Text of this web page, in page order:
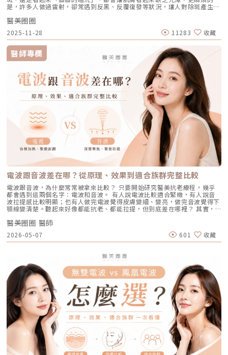
合方案，才能真正達到年輕又自然的理想狀態。選擇合法診所、專業醫師與
原廠產品，是安全變美的不二法門。★溫馨提醒★小編要提醒大家，醫療並
非單純的商業交易，所有的療程都伴隨著風險。因此，作為消費者應該謹慎
選擇合適的醫療方案，以確保安全與健康。
師定期抽血監測肝功能與血脂，且通常需持續服用數個月至一年以上以達到
「雷射波長」與「對油脂的吸收破壞力」。簡單來說，藍雷射主打「控油加
殺菌」的雙效機制，適合用來對付輕中度的痘痘與毛孔粗大問題；而
1726nm 的戰痘雷射則是專為「阻斷皮脂腺」而生，能精準且深度地破壞
出油源頭，因此更適合用來拯救中重度發炎、滿臉油光，以及長年反覆發作
的頑固型痘痘肌。誰最適合打 AviClear 戰痘雷射？如果符合以下任一情
況，AviClear 將會是非常值得評估的投資： 口服藥物恐懼或不適應者：曾
經吃過口服 A 酸但無法忍受乾燥脫皮，或是抽血發現肝指數異常而被迫停藥
的人。 備孕中或哺乳中的女性：口服 A 酸有強烈的致畸胎性，停藥後仍需
避孕一段時間；而戰痘雷射純粹是物理性光電治療，對全身系統無影響（但
孕婦本身基於安全考量，雷射療程前仍須經醫師評估）。 滿臉油光、毛孔
粗大者：即使目前沒有嚴重的發炎痘痘，但深受「中東油田」困擾，希望從
根本減少出油量的人。 作息不正常、壓力型成人痘：針對因為熬夜、壓力
大導致賀爾蒙波動，進而反覆在下巴、兩頰爆發的成人痘，精準破壞皮脂腺
能有效阻斷復發。 深色肌膚患者：過去許多雷射（如脈衝光、某些淨膚雷
射）在深色肌膚上容易引發熱傷害或色素沉澱（反黑）。AviClear 的
1726nm 波長針對的是「油脂」而非「黑色素」，因此適用於 Fitzpatrick
膚色分類的 I 到 VI 型（包含極深色肌膚），安全性極高。AviClear 戰痘雷
射 常見 QA 總整理在決定進行療程前，大家心中難免還有一些疑問。我們
整理了討論度最高的幾個問題：Q1：打 AviClear 戰痘雷射會痛嗎？需要敷
麻藥嗎？A：疼痛度極低，多數患者甚至不需要敷麻藥！怕痛的人有福了！
AviClear 搭載了專利的「AviCool™ 藍寶石冷卻技術」，探頭在雷射擊發的
前、中、後都會持續為肌膚表面降溫。治療過程中，主要會感覺到探頭冰冰
涼涼的，伴隨輕微的溫熱感或是像被橡皮筋輕彈的感覺。相較於傳統雷射或
手工清粉刺的痛楚，整體舒適度大幅提升，輕鬆就能完成療程。Q2：我現
在正在吃口服 A 酸，可以打 AviClear 嗎？A：建議先與主治醫師討論。一
般來說，口服 A 酸會讓皮膚變得比較薄且脆弱。多數醫師會建議在停用口服
A 酸至少 1 到 3 個月後，讓皮膚屏障稍微恢復，再來進行雷射治療會比較
安全。Q3：如果我只有局部（例如下巴）長痘痘，可以只打局部嗎？A：通
常建議「全臉治療」效果最佳。皮脂腺是分佈在全臉的，雖然目前只有下巴
在發炎，但其他區域的皮脂腺可能也處於過度活躍的狀態。全臉均勻施打可
以達到整體控油、預防其他部位未來爆發的效果。當然，醫師在施打時，會
針對正在發炎的嚴重區域特別加強能量。Q4：三次療程結束後，一輩子都
幅萎縮皮脂腺，把出油量降到極低，讓長痘痘的機率降到最低。但人體是有
自我修復機制的，經過數年後，部分皮脂腺可能會慢慢恢復部分功能。此
外，極端的壓力、嚴重的賀爾蒙失調依然可能引發零星的痘痘。但整體來
說，膚況絕對會比治療前穩定非常多。許多人會選擇在 1 到 2 年後，將
AviClear 作為年度的「控油進廠保養」來施打一次。Q5：打完 AviClear 後
有修復期嗎？該怎麼保養？A：由於屬於「非侵入性」的安全療程，術後皮
膚最多只會有輕微的泛紅，通常在幾個小時到一天內就會自然消退，完全不
影響日常上班上課。術後的保養也非常簡單：只要做好「基礎保濕」與「確
實防曬」，並在術後一週內暫停使用美白、酸類或去角質等刺激性產品即
可。對於忙碌的現代人來說，是非常友善的午休醫美選擇。拿回肌膚的主導
權，抗痘不再是一場苦戰青春痘從來就不只是一個表面的皮膚問題，它更深
刻地牽動著個人的自信心與社交生活。過去，嚴重痘痘肌患者往往陷入兩
難：任憑痘痘反覆肆虐，或是無奈忍受口服藥物的強烈副作用。隨著 2026
年新一代抗痘武器AviClear 戰痘雷射（1726nm）問世，無疑為醫學美容界
和清潔，不過度刺激：選擇胺基酸系等溫和潔顏產品，一天清潔 1～2 次即
可。避免頻繁使用磨砂或強力去角質產品，以減少對皮膚屏障的刺激。2. 適
度使用酸類，幫助代謝角質：對於油脂分泌較旺或粉刺型毛孔，可在醫師或
專業建議下使用酸類保養品： 水楊酸（BHA）：脂溶性，能深入毛孔幫助
油脂代謝，常用於黑頭與粉刺調理。 果酸（AHA，如甘醇酸、乳酸）：主要
作用於表層角質更新，改善肌膚粗糙。 杏仁酸：屬於果酸的一種但兼具親
脂特性，屬較溫和的酸類選擇。3. 抗老成分 A醇（Retinol）：A醇是目前研
究較完整的抗老成分之一，可促進表皮更新，並間接支持膠原蛋白生成，對
於老化型毛孔與膚質粗糙有一定幫助。但 A醇具有刺激性，建議採取低濃
度、循序漸進方式建立耐受。4. 防曬是關鍵保護：紫外線是造成膠原蛋白流
失與肌膚老化的重要因素之一。長期日曬會加速毛孔鬆弛，因此無論晴雨都
應確實做好防曬（塗抹防曬乳或物理性遮蔽）。醫美療程如何精準對抗毛孔
粗大？如果你期待的是肉眼可見的改善幅度，相比起日常保養，專業的醫美
療程通常會是更直接且具效率的選擇之一。隨著醫美科技的不斷進步，針對
不同成因的毛孔問題都有相對應的解方！1. 溫和深層清潔：海菲秀
（HydraFacial）原理：屬於非侵入性的保養。利用專利的負壓水渦流技
術，溫和無痛地吸出毛孔深層的黑頭、白頭粉刺與多餘皮脂，同時導入高濃
度的保濕與抗氧化精華。適合誰：出油粉刺型毛孔、怕痛不敢打雷射、想作
為重要活動前的急救保養者。效果與特色：做完當下皮膚立刻感受到「會呼
吸」的潔淨感，毛孔因為髒污被清空並喝飽水，視覺上會立刻變得細緻，且
無恢復期。2. 光電雷射：皮秒雷射（搭配特殊透鏡）原理：皮秒雷射
（Pico Laser）是目前詢問度最高的縮毛孔療程。核心在於加上了「蜂巢透
鏡」或「聚焦透鏡」。這能在不破壞表皮的情況下，將雷射光束匯聚，在真
皮層產生「空泡效應（LIOB）」。這就像是在皮膚深層進行微小的破壞，
藉此喚醒肌膚的自癒機制，大量刺激膠原蛋白與彈力纖維新生，進而把毛孔
周圍的凹陷給「撐」起來。適合誰：輕中度的老化型毛孔、輕微淺層痘疤、
想同時改善膚色不均與暗沉的人。效果與特色：熱傷害小，術後通常只會紅
腫1~3天，幾乎不影響日常生活。是目前 CP 值極高的定期保養型雷射。3.
重度凹洞救星：UP雷射原理：如果是屬於嚴重的「疤痕/凹洞型毛孔」，皮
秒雷射可能不夠力，這時候就需要汽化型雷射上場。例如 UP雷射
（UltraPulse），它能將能量精準且極深地打入真皮層甚至皮下組織，切斷
硬化的纖維化疤痕組織，進行深層的肌膚重建。適合誰：嚴重的冰鑿型痘
疤、嚴重凹洞型毛孔粗大。效果與特色：效果非常強大且顯著，但相對的
「破壞力」也強。術後會有明顯的點狀結痂、流組織液，恢復期較長（約需
波 Exion、無限電波 Potenza）原理：結合了「微針」與「電波（RF）」
雙重優勢。透過極細的微針穿透表皮，在到達真皮層特定深度時瞬間釋放電
波熱能。這不僅能刺激膠原蛋白與彈力蛋白重組（改善老化型毛孔），微針
的物理性破壞與電波熱能，還能破壞過度活躍的皮脂腺（改善出油型毛
孔）。適合誰：混合型毛孔（又油又鬆弛）、肝斑體質不適合打高能量雷射
者、想全面提升膚質緊緻度的人。效果與特色：因為熱能在皮膚深層釋放，
表皮的熱傷害極小，退紅快（通常隔天即可上妝）。對於膚質的「整體優
化」有非常亮眼的表現。5. 物理性微創重建：得美微針筆（Dermapen）原
理：透過儀器上極細微的針頭，在肌膚表層每秒創造出1,920的微小穿刺通
道。這種「微破壞」能直接啟動肌膚天然的傷口癒合機制，刺激膠原蛋白與
彈力蛋白增生。更棒的是，這些微通道能像海綿一樣，大幅提升後續保養精
華（如生長因子、高濃度玻尿酸）的吸收率，達到加乘的養膚效果。適合族
群：老化型毛孔、淺層凹洞型毛孔、膚質粗糙者，以及對部分能量型療程較
為敏感、希望降低反黑風險的族群（實際仍需由醫師評估）。效果與特色：
是，許多人做過雷射，卻常遇到反黑、反覆復發等狀況，讓人對除斑產生陰
影。 Reepot AI時光雷射（仿單名為「蕾璞釹雅各雷射系統」，衛部醫器輸
字第 037165 號）自 2025 年 7 月上市後便迅速受到關注，被視為色素治
療領域重要新進展。它重新定義了傳統除斑的思維，將以往以熱能為主的
「燒灼式破壞」，轉變為更精準、更可控的「震碎式處理」，再結合 AI 影
像分析與超冷卻保護，使治療不僅更安全、也更貼近現代人追求的舒適與高
效率。對於過去因反黑、修復期長或效果不均而猶豫的族群而言，Reepot
的出現為除斑帶來全新的可能。 這篇文章就帶你理解Reepot 到底怎麼運
作？和你聽過的皮秒、傳統雷射有什麼不同？誰適合做、誰不適合？效果、
術後照護、價格又是多少呢？希望能讓你在做選擇前，有完整且中立的參
考。為什麼斑點這麼難纏？了解色素成因，是選擇療程前最重要的一步許多
人以為斑點只是「曬太陽造成的色塊」，但實際上臉上的每一顆斑，都可能
有不同來源。色素形成的原因多元，深度位置也不相同，因此在治療上自然
不能以單一方式應對。常見的斑點來源包括：一、紫外線長期累積的影響日
曬會刺激黑色素細胞活躍，形成曬斑、雀斑或不均勻暗沉。二、基因與體質
因素有些人天生黑色素細胞較敏感，斑點更容易在年輕時就出現。三、荷爾
蒙波動包含懷孕、避孕藥、壓力、作息不穩等，都可能使色素活躍，例如熟
知的肝斑。四、發炎後色素沉澱（PIH）痘痘、皮膚受傷、過度刺激後，都
可能留下深淺不一的色沉。以上原因造成斑點呈現不同的「深度」「密度」
與「分布」，也使除斑變得不再只是把黑色素擊散這麼簡單。只要能量不
足，改善有限；能量過強，又可能刺激皮膚，造成修復期延長、色素反應，
甚至讓斑點反覆出現。也因為色素問題本身複雜，傳統除斑療程才會讓人覺
得「效果不一定穩定」。要真正提高治療的成功率，關鍵就在於是否能更精
準、穩定地處理不同深度的黑色素，同時降低熱傷害。什麼是 Reepot AI時
光雷射？從技術重新理解除斑Reepot AI時光雷射是一款以 532 nm 綠光為
基礎，並結合 AI 影像分析的智慧型色素雷射，已通過美國 FDA、韓國
KFDA 與台灣 TFDA 核可。它的設計目的，是讓除斑治療更精準、更安全，
也更符合亞洲膚質對低熱傷害的需求。透過AI智慧影像掃描技術，系統能先
辨識斑點的深度與分布，使能量設定更具科學依據。在治療作用上，
Reepot 搭載超低溫冷卻機制，能在能量擊發的同時以低溫保護皮膚，降低
紅腫與熱刺激。其能量原理以機械式震動分散黑色素為主，而非單純依賴高
熱破壞，因此對周邊組織更溫和。簡單來說，它讓除斑從過去較不穩定的模
式，提升為更可控、恢復期更短的療程設計。Reepot 三大核心技術：讓除
斑更精準、安全、穩定在眾多除斑雷射中，Reepot 之所以被視為新一代的
術，不只是把能量打在斑點上，而是以更科學、更安全的方式處理色素問
題。AutoDerm 智慧影像分析系統在正式治療前，系統會先掃描肌膚，辨識
每一處斑點的分布、深度與範圍。這讓醫師不再只依賴肉眼判斷，而是能透
過影像資訊調整能量，讓治療更客製化、也更一致。對於斑點多、深淺不一
或分布不規則的人來說，這項技術能有效提升治療的精準度。CPTL 超冷卻
保護除斑過程中最令人擔心的副作用之一，就是因熱能過高造成紅腫、脫
皮，甚至反黑。CPTL 的作用是在雷射擊發的同時迅速降溫，使肌膚保持在
低溫狀態，避免熱能向周圍擴散。皮膚被冷保護包覆後，不僅治療時更舒
適，也能減少後續的發炎反應，讓整體修復期縮短許多。VSLS色素冷剝離
技術在 532 奈米波長下，Reepot 的能量並非以高熱燒灼黑色素，而是以機
械式的震動作用使色素顆粒鬆動、分離，再交由身體自然代謝。這項機制能
同時保護真皮層的血管結構，減少對健康組織的影響，讓整個治療更溫和，
也降低出現過度刺激或色素反應的可能性。透過這三項核心技術的搭配，
Reepot 不只是單純「把斑點打掉」，而是以更安全、更穩定的方式改善色
醫美圈圈
2025-11-28 11283 收藏
醫師專欄
電波跟音波差在哪？從原理、效果到適合族群完整比較
電波跟音波，為什麼常常被拿來比較？ 只要開始研究醫美抗老療程，幾乎
都會遇到這兩個名字：電波和音波。 有人說電波比較適合緊緻，有人說音
波拉提感比較明顯；也有人做完電波覺得皮膚變細、變亮，做完音波覺得下
顎線變清楚。聽起來好像都能抗老、都能拉提，但到底差在哪裡？ 其實，
電波和音波最大的差別，不是「哪一個比較厲害」，而是它們使用的能量不
同、作用的層次不同，適合處理的老化問題也不同。 簡單來說： 電波偏向
改善皮膚的鬆、細紋、膚質與緊緻度。 音波偏向改善輪廓的垂、嘴邊肉、
下顎線與深層支撐。 例如：如果把臉比喻成一棟房子，電波比較像是在整
理牆面，讓表面變得更平整、更緊；音波則比較像是在加強地基與支撐結
拉提使用的是 RF 射頻能量。RF 是 Radiofrequency 的縮寫。原理是透過
射頻能量在皮膚組織中產生熱能，讓膠原蛋白受熱收縮，並啟動後續的膠原
蛋白新生與重組。很多人一聽到「加熱」會覺得很抽象，電波不是只打一個
點，而是讓一段皮膚組織被均勻加熱。當皮膚裡的膠原纖維遇到適當熱能，
就像鬆掉的彈力網被重新收緊，視覺上會有比較緊、平整的感覺。所以電波
常見的效果感受包括：皮膚變緊、細紋變淡、毛孔視覺變細緻、臉部鬆弛感
改善、膚質變得比較平滑。也因為電波比較強調「皮膚緊緻」和「膚質改
善」，所以如果困擾的是臉看起來鬆鬆的、眼周或嘴邊有細紋、臉頰摸起來
不夠緊實，電波通常會是可以評估的方向。但要注意，電波不是做完就立刻
變成另一張臉。效果通常會分成兩個階段：一部分人會先感覺皮膚有收緊
感，後續則會隨著膠原蛋白慢慢新生，讓緊緻度逐漸出現。音波是什麼？重
點在聚焦超音波與深層拉提音波拉提使用的是 聚焦式超音波能量，常見名
稱包含 HIFU、MFU 或 MFU-V。它的特色是可以把能量聚焦到皮膚深層，形
成一個個熱凝結點，刺激組織收縮與膠原蛋白新生。部分音波療程可透過不
醫美圈圈 醫師
2026-05-07 601 收藏